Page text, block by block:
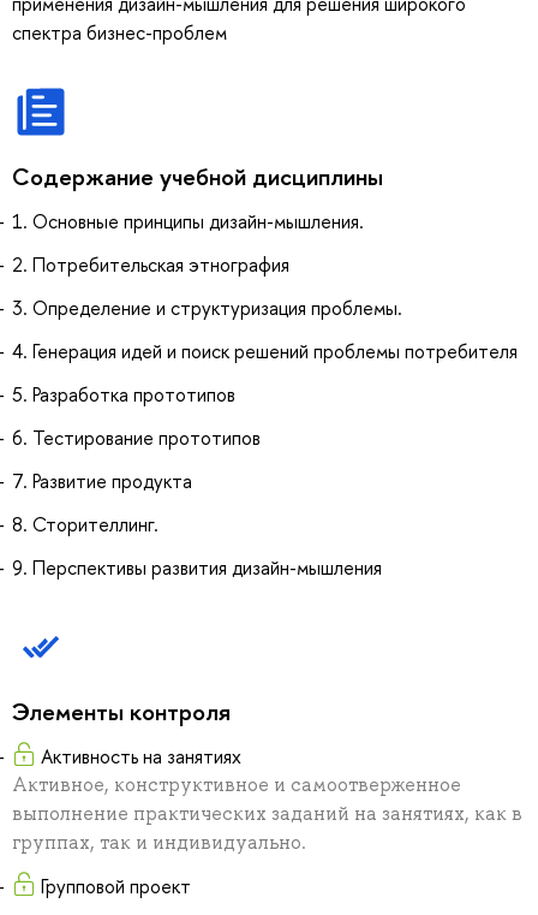
спектра бизнес-проблем
Содержание учебной дисциплины
1. Основные принципы дизайн-мышления.
2. Потребительская этнография
3. Определение и структуризация проблемы.
4. Генерация идей и поиск решений проблемы потребителя
5. Разработка прототипов
6. Тестирование прототипов
7. Развитие продукта
8. Сторителлинг.
9. Перспективы развития дизайн-мышления
Элементы контроля
Активность на занятиях
Активное, конструктивное и самоотверженное
выполнение практических заданий на занятиях, как в
группах, так и индивидуально.
Групповой проект